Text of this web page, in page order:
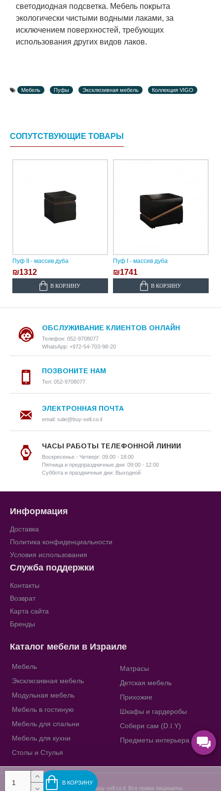
В КОРЗИНУ
светодиодная подсветка. Мебель покрыта
экологически чистыми водными лаками, за
исключением поверхностей, требующих
использования других видов лаков.
Мебель Пуфы Эксклюзивная мебель Коллекция VIGO
СОПУТСТВУЮЩИЕ ТОВАРЫ
Пуф II - массив дуба
₪1312
В КОРЗИНУ
Пуф I - массив дуба
₪1741
В КОРЗИНУ
ОБСЛУЖИВАНИЕ КЛИЕНТОВ ОНЛАЙН
Телефон: 052-9708077
WhatsApp: +972-54-703-98-20
ПОЗВОНИТЕ НАМ
Тел: 052-9708077
ЭЛЕКТРОННАЯ ПОЧТА
email: sale@buy-sell.co.il
ЧАСЫ РАБОТЫ ТЕЛЕФОННОЙ ЛИНИИ
Воскресенье - Четверг: 09:00 - 18:00
Пятница и предпраздничные дни: 09:00 - 12:00
Суббота и праздничные дни: Выходной
Информация
Доставка
Политика конфиденциальности
Условия использования
Служба поддержки
Контакты
Возврат
Карта сайта
Бренды
Каталог мебели в Израиле
Мебель
Эксклюзивная мебель
Модульная мебель
Мебель в гостиную
Мебель для спальни
Мебель для кухни
Столы и Стулья
Матрасы
Детская мебель
Прихожие
Шкафы и гардеробы
Собери сам (D.I.Y)
Предметы интерьера
Copyright © 2009-2023, buy-sell.co.il, Все права защищены.